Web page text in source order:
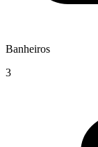
Banheiros
3